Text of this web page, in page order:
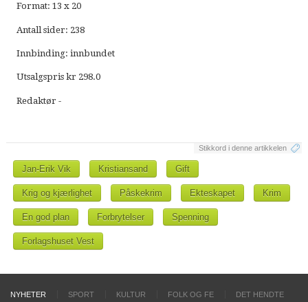
Format: 13 x 20
Antall sider: 238
Innbinding: innbundet
Utsalgspris kr 298.0
Redaktør -
Stikkord i denne artikkelen
Jan-Erik Vik Kristiansand Gift
Krig og kjærlighet Påskekrim Ekteskapet Krim
En god plan Forbrytelser Spenning
Forlagshuset Vest
NYHETER SPORT KULTUR FOLK OG FE DET HENDTE